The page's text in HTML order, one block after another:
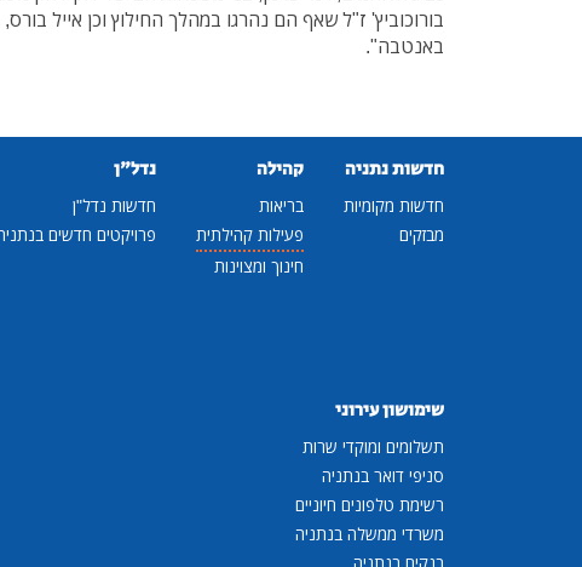
בורוכוביץ' ז"ל שאף הם נהרגו במהלך החילוץ וכן אייל
באנטבה".
חדשות נתניה
חדשות מקומיות
מבזקים
קהילה
בריאות
פעילות קהילתית
חינוך ומצוינות
נדל"ן
חדשות נדל"ן
פרויקטים חדשים
שימושון עירוני
תשלומים ומוקדי שרות
סניפי דואר בנתניה
רשימת טלפונים חיוניים
משרדי ממשלה בנתניה